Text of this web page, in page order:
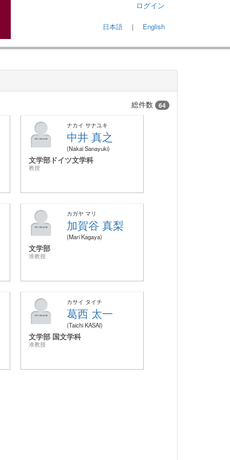
ログイン
日本語 ｜ English
総件数 64
ナカイ サナユキ
中井 真之
Nakai Sanayuki
文学部ドイツ文学科
教授
カガヤ マリ
加賀谷 真梨
Mari Kagaya
文学部
准教授
カサイ タイチ
葛西 太一
Taichi KASAI
文学部 国文学科
准教授